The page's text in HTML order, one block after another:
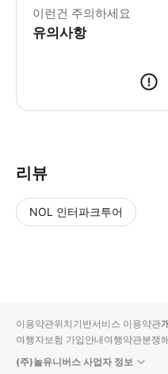
이런건 주의하세요
유의사항
리뷰
NOL 인터파크투어
입니
다.
순
상
이용약관위치기반서비스 이용약관
여행자보험 가입안내여행약관분쟁
(주)놀유니버스 사업자 정보